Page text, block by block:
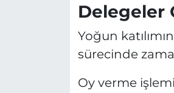
Delegeler
Yoğun
sürecinde
Oy verme